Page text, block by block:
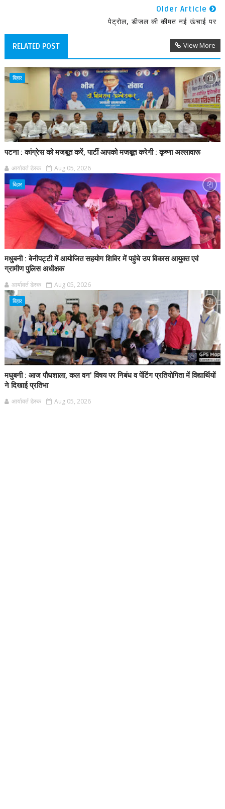
Older Article
पेट्रोल, डीजल की कीमत नई ऊंचाई पर
RELATED POST View More
बिहार
पटना : कांग्रेस को मजबूत करें, पार्टी आपको मजबूत करेगी : कृष्णा अल्लावारू
आर्यावर्त डेस्क Aug 05, 2026
बिहार
मधुबनी : बेनीपट्टी में आयोजित सहयोग शिविर में पहुंचे उप विकास आयुक्त एवं
ग्रामीण पुलिस अधीक्षक
आर्यावर्त डेस्क Aug 05, 2026
बिहार
मधुबनी : आज पौधशाला, कल वन' विषय पर निबंध व पेंटिंग प्रतियोगिता में विद्यार्थियों
ने दिखाई प्रतिभा
आर्यावर्त डेस्क Aug 05, 2026